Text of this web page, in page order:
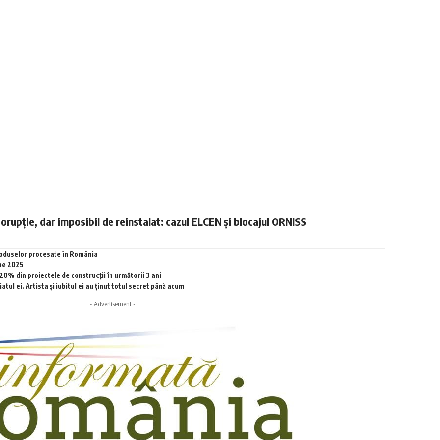
dar imposibil de reinstalat: cazul ELCEN și blocajul ORNISS
procesate în România
2025
din proiectele de construcții în următorii 3 ani
ei. Artista și iubitul ei au ținut totul secret până acum
- Advertisement -